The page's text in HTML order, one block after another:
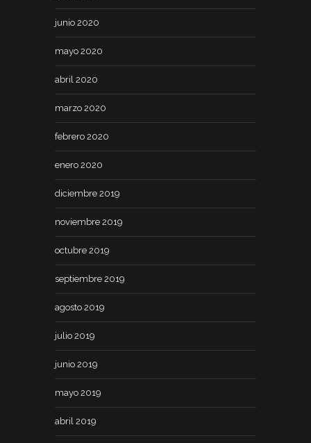
junio 2020
mayo 2020
abril 2020
marzo 2020
febrero 2020
enero 2020
diciembre 2019
noviembre 2019
octubre 2019
septiembre 2019
agosto 2019
julio 2019
junio 2019
mayo 2019
abril 2019